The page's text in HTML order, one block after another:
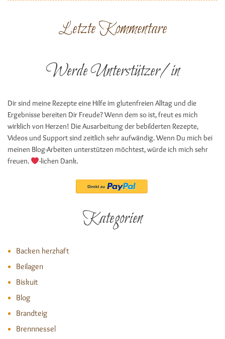
Letzte Kommentare
Werde Unterstützer/in
Dir sind meine Rezepte eine Hilfe im glutenfreien Alltag und die
Ergebnisse bereiten Dir Freude? Wenn dem so ist, freut es mich
wirklich von Herzen! Die Ausarbeitung der bebilderten Rezepte,
Videos und Support sind zeitlich sehr aufwändig. Wenn Du mich bei
meinen Blog-Arbeiten unterstützen möchtest, würde ich mich sehr
freuen.
-lichen Dank.
Kategorien
Backen herzhaft
Beilagen
Biskuit
Blog
Brandteig
Brennnessel